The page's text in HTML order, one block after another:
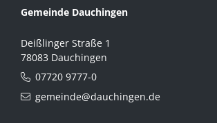
Gemeinde Dauchingen
Deißlinger Straße 1
78083 Dauchingen
07720 9777-0
gemeinde@dauchingen.de